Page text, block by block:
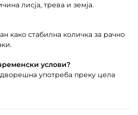
лисја, трева и земја.
како стабилна количка за рачно
услови?
употреба преку цела